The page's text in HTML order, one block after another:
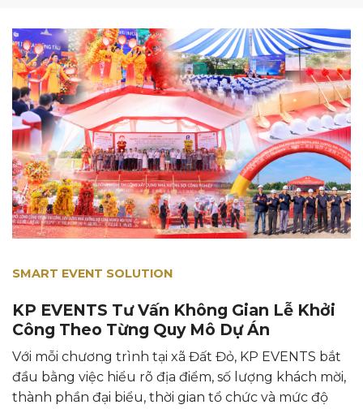
SMART EVENT SOLUTION
KP EVENTS Tư Vấn Không Gian Lễ Khởi
Công Theo Từng Quy Mô Dự Án
Với mỗi chương trình tại xã Đất Đỏ, KP EVENTS bắt
đầu bằng việc hiểu rõ địa điểm, số lượng khách mời,
thành phần đại biểu, thời gian tổ chức và mức độ